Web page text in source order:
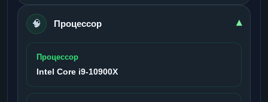
🧠 Процессор ▾
Процессор
Intel Core i9-10900X